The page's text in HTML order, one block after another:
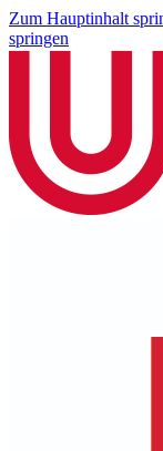
Zum Hauptinhalt
springen